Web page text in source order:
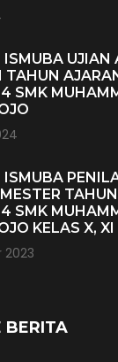
ISMUBA UJIAN
TAHUN
SMK
ISMUBA
SMK
KELAS X,
2023
BERITA